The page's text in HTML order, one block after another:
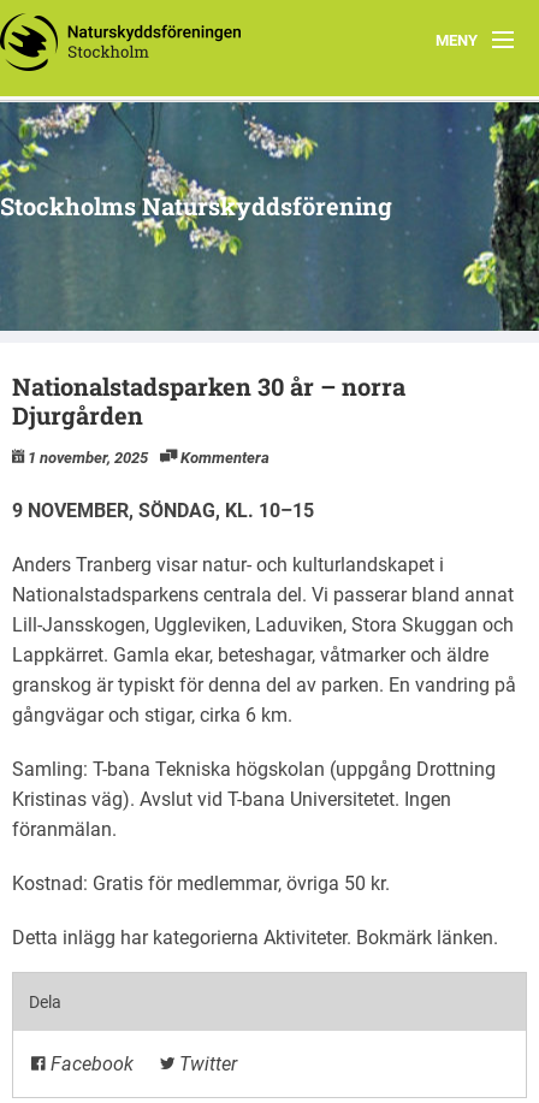
MENY
Hem
Arbetsgrupper
Media
Material
Naturnyttan
Stockholms Naturskyddsförening
Nationalstadsparken 30 år – norra
Djurgården
1 november, 2025 Kommentera
9 NOVEMBER, SÖNDAG, KL. 10–15
Anders Tranberg visar natur- och kulturlandskapet i
Nationalstadsparkens centrala del. Vi passerar bland annat
Lill-Jansskogen, Uggleviken, Laduviken, Stora Skuggan och
Lappkärret. Gamla ekar, beteshagar, våtmarker och äldre
granskog är typiskt för denna del av parken. En vandring på
gångvägar och stigar, cirka 6 km.
Samling: T-bana Tekniska högskolan (uppgång Drottning
Kristinas väg). Avslut vid T-bana Universitetet. Ingen
föranmälan.
Kostnad: Gratis för medlemmar, övriga 50 kr.
Detta inlägg har kategorierna Aktiviteter. Bokmärk länken.
Dela
Facebook Twitter